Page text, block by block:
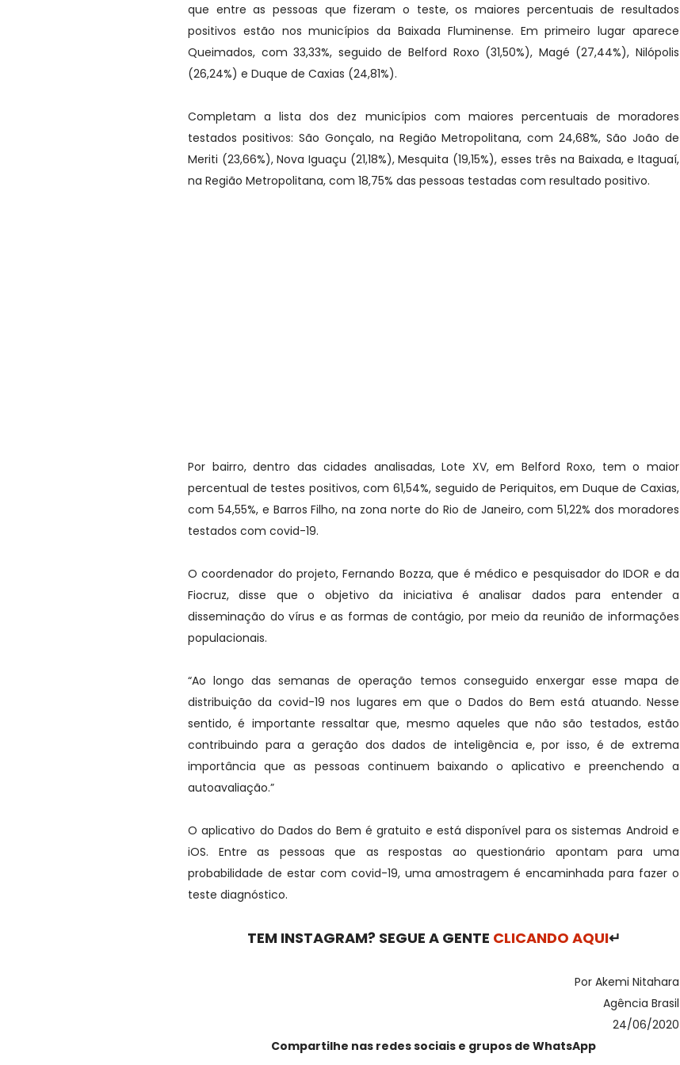
que entre as pessoas que fizeram o teste, os maiores percentuais de resultados
positivos estão nos municípios da Baixada Fluminense. Em primeiro lugar aparece
Queimados, com 33,33%, seguido de Belford Roxo (31,50%), Magé (27,44%), Nilópolis
(26,24%) e Duque de Caxias (24,81%).
Completam a lista dos dez municípios com maiores percentuais de moradores
testados positivos: São Gonçalo, na Região Metropolitana, com 24,68%, São João de
Meriti (23,66%), Nova Iguaçu (21,18%), Mesquita (19,15%), esses três na Baixada, e Itaguaí,
na Região Metropolitana, com 18,75% das pessoas testadas com resultado positivo.
Por bairro, dentro das cidades analisadas, Lote XV, em Belford Roxo, tem o maior
percentual de testes positivos, com 61,54%, seguido de Periquitos, em Duque de Caxias,
com 54,55%, e Barros Filho, na zona norte do Rio de Janeiro, com 51,22% dos moradores
testados com covid-19.
O coordenador do projeto, Fernando Bozza, que é médico e pesquisador do IDOR e da
Fiocruz, disse que o objetivo da iniciativa é analisar dados para entender a
disseminação do vírus e as formas de contágio, por meio da reunião de informações
populacionais.
“Ao longo das semanas de operação temos conseguido enxergar esse mapa de
distribuição da covid-19 nos lugares em que o Dados do Bem está atuando. Nesse
sentido, é importante ressaltar que, mesmo aqueles que não são testados, estão
contribuindo para a geração dos dados de inteligência e, por isso, é de extrema
importância que as pessoas continuem baixando o aplicativo e preenchendo a
autoavaliação.”
O aplicativo do Dados do Bem é gratuito e está disponível para os sistemas Android e
iOS. Entre as pessoas que as respostas ao questionário apontam para uma
probabilidade de estar com covid-19, uma amostragem é encaminhada para fazer o
teste diagnóstico.
TEM INSTAGRAM? SEGUE A GENTE CLICANDO AQUI↵
Por Akemi Nitahara
Agência Brasil
24/06/2020
Compartilhe nas redes sociais e grupos de WhatsApp